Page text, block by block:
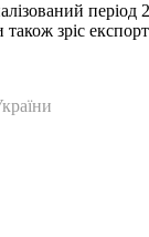
період
зріс експорт